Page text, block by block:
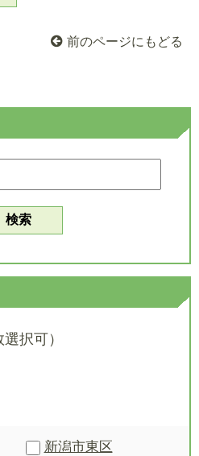
前のページにもどる
択可）
新潟市東区